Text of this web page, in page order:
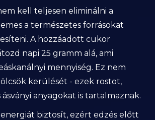
kell teljesen eliminálni a
a természetes forrásokat
A hozzáadott cukor
napi 25 gramm alá, ami
mennyiség. Ez nem
kerülését - ezek rostot,
anyagokat is tartalmaznak.
biztosít, ezért edzés előtt